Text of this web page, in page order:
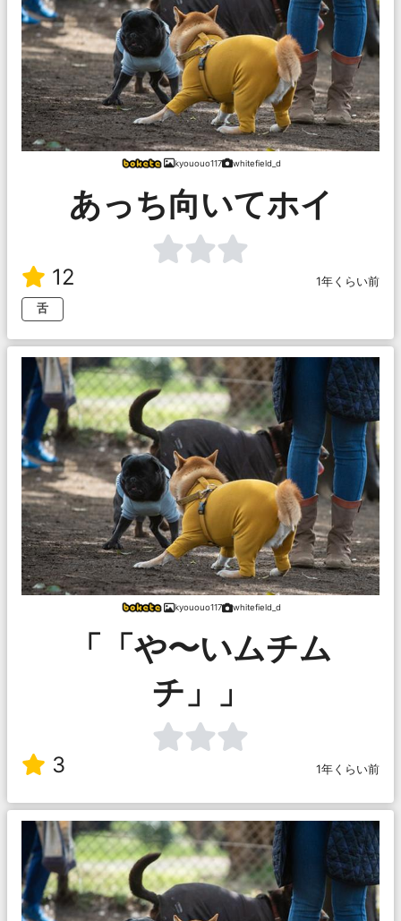
kyououo117 whitefield_d
あっち向いてホイ
12
1年くらい前
舌
kyououo117 whitefield_d
「「や〜いムチム
チ」」
3 1年くらい前